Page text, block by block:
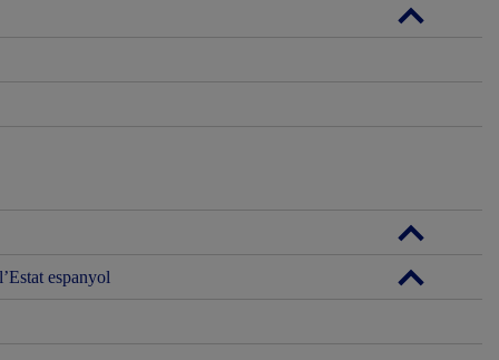
espanyol